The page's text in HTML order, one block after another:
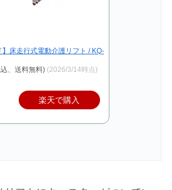
】床走行式電動介護リフト / KQ-
、送料無料) (2026/3/14時点)
楽天で購入